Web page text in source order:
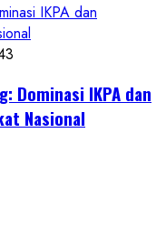
IKPA dan
Dominasi IKPA dan
Nasional